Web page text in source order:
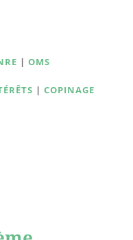
| OMS
| COPINAGE